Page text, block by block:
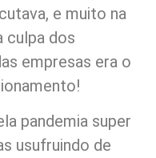
e muito na
culpa dos
empresas era o
pandemia super
usufruindo de